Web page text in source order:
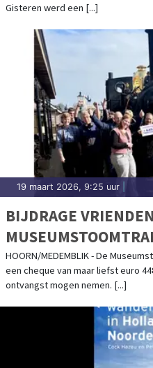
Gisteren werd een [...]
19 maart 2026, 9:25 uur
BIJDRAGE
HOORN/MEDEMBLIK - De
een cheque van maar liefst euro
ontvangst mogen nemen. [...]